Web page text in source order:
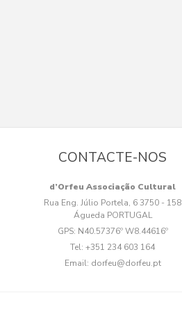
CONTACTE-NOS
d’Orfeu Associação Cultural
Rua Eng. Júlio Portela, 6 3750 - 158
Águeda PORTUGAL
GPS: N40.57376º W8.44616º
Tel:+351 234 603 164
Email: dorfeu@dorfeu.pt